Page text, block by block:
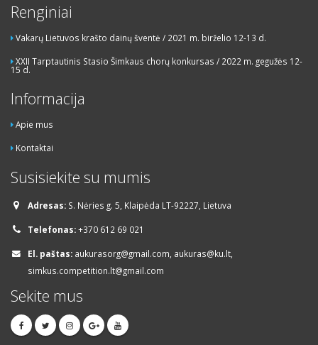
Renginiai
Vakarų Lietuvos krašto dainų šventė / 2021 m. birželio 12-13 d.
XXII Tarptautinis Stasio Šimkaus chorų konkursas / 2022 m. gegužės 12-
15 d.
Informacija
Apie mus
Kontaktai
Susisiekite su mumis
Adresas: S. Nėries g. 5, Klaipėda LT-92227, Lietuva
Telefonas:+370 612 69 021
El. paštas: aukurasorg@gmail.com, aukuras@ku.lt,
simkus.competition.lt@gmail.com
Sekite mus